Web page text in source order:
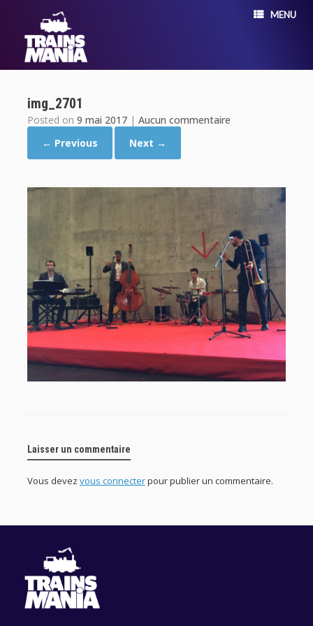
MENU
img_2701
Posted on 9 mai 2017| Aucun commentaire
← Previous
Next →
Laisser un commentaire
Vous devez vous connecterpour publier un commentaire.